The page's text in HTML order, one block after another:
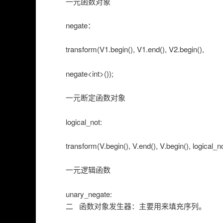
negate：
transform(V1.begin(), V1.end(), V2.begin(),
negate<int>());
一元断定函数对象
logical_not:
transform(V.begin(), V.end(), V.begin(),
一元逻辑函数
unary_negate:
二 函数对象发生器：主要用来填充序列。